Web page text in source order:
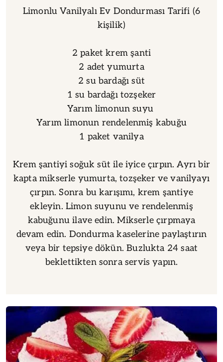
Limonlu Vanilyalı Ev Dondurması Tarifi (6
kişilik)
2 paket krem şanti
2 adet yumurta
2 su bardağı süt
1 su bardağı tozşeker
Yarım limonun suyu
Yarım limonun rendelenmiş kabuğu
1 paket vanilya
Krem şantiyi soğuk süt ile iyice çırpın. Ayrı bir
kapta mikserle yumurta, tozşeker ve vanilyayı
çırpın. Sonra bu karışımı, krem şantiye
ekleyin. Limon suyunu ve rendelenmiş
kabuğunu ilave edin. Mikserle çırpmaya
devam edin. Dondurma kaselerine paylaştırın
veya bir tepsiye dökün. Buzlukta 24 saat
beklettikten sonra servis yapın.